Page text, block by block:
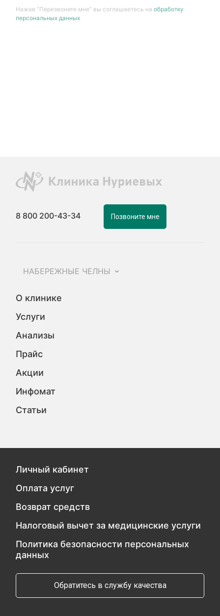
Нажав “Перезвоните мне” вы соглашаетесь наобработку
персональных данных
8 800 200-43-34 Позвоните мне
НАБЕРЕЖНЫЕ ЧЕЛНЫ
О клинике
Услуги
Анализы
Прайс
Акции
Инфомат
Статьи
Личный кабинет
Оплата услуг
Возврат средств
Налоговый вычет за медицинские услуги
Политика безопасности персональных
данных
Обратитесь в службу качества